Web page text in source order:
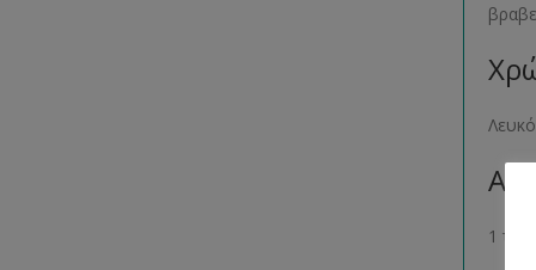
1